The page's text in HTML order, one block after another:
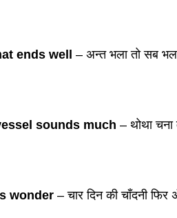
ends well – अन्त भला तो सब
sounds much – थोथा चना
wonder – चार दिन की चाँदनी फिर